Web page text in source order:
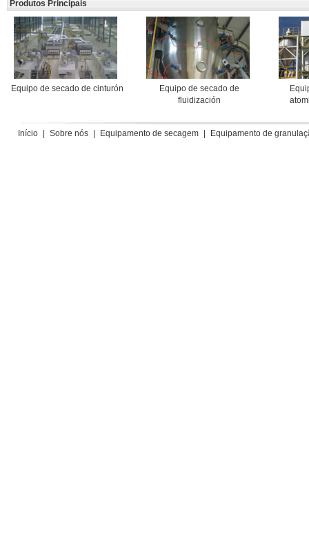
Produtos Principais
Equipo de secado de cinturón
Equipo de secado de
fluidización
Início Sobre nós Equipamento de secagem Equipamento de